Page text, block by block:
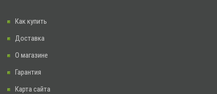
Как купить
Доставка
О магазине
Гарантия
Карта сайта